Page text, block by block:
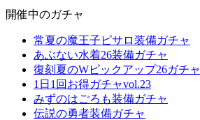
開催中のガチャ
常夏の魔王子ピサロ装備ガチャ
あぶない水着26装備ガチャ
復刻夏のWピックアップ26ガチャ
1日1回お得ガチャvol.23
みずのはごろも装備ガチャ
伝説の勇者装備ガチャ